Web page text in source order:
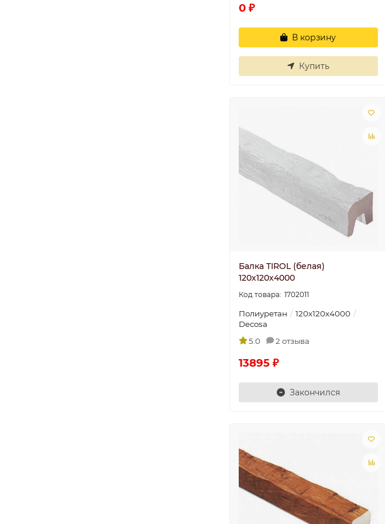
0 ₽
В корзину
Купить
Балка TIROL (белая)
120х120х4000
1702011
Полиуретан
120х120х4000
Decosa
5.0
2 отзыва
13895 ₽
Закончился